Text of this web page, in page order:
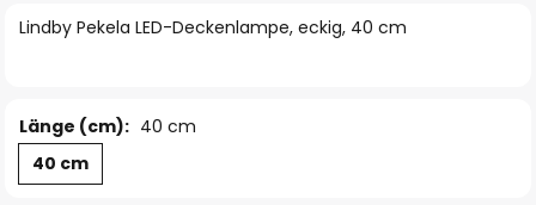
Lindby Pekela LED-Deckenlampe, eckig, 40 cm
Länge (cm): 40 cm
40 cm